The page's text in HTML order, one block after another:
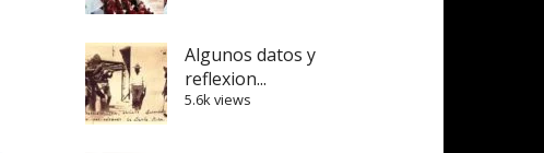
Algunos datos y
reflexion...
5.6k views